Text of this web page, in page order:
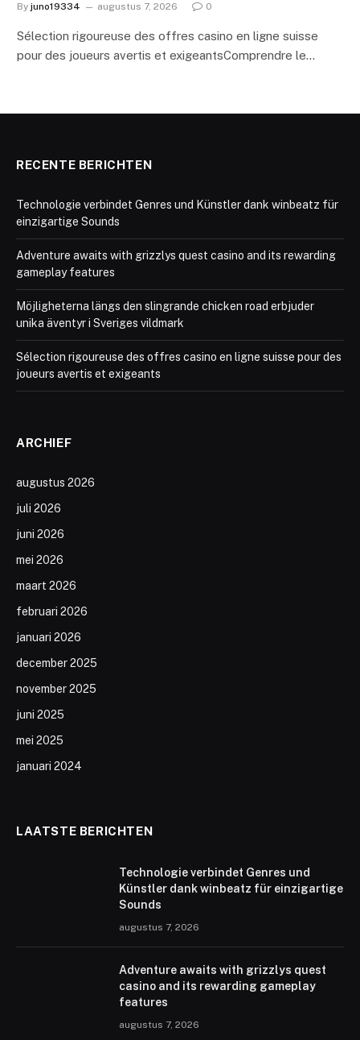
By juno19334 augustus 7, 2026 0
Sélection rigoureuse des offres casino en ligne suisse
pour des joueurs avertis et exigeantsComprendre le…
RECENTE BERICHTEN
Technologie verbindet Genres und Künstler dank winbeatz für
einzigartige Sounds
Adventure awaits with grizzlys quest casino and its rewarding
gameplay features
Möjligheterna längs den slingrande chicken road erbjuder
unika äventyr i Sveriges vildmark
Sélection rigoureuse des offres casino en ligne suisse pour des
joueurs avertis et exigeants
ARCHIEF
augustus 2026
juli 2026
juni 2026
mei 2026
maart 2026
februari 2026
januari 2026
december 2025
november 2025
juni 2025
mei 2025
januari 2024
LAATSTE BERICHTEN
Technologie verbindet Genres und
Künstler dank winbeatz für einzigartige
Sounds
augustus 7, 2026
Adventure awaits with grizzlys quest
casino and its rewarding gameplay
features
augustus 7, 2026